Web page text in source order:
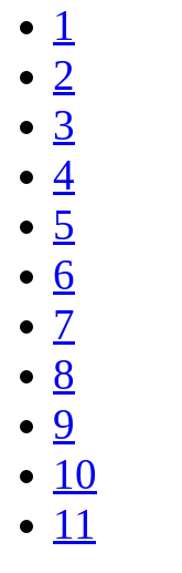
1
2
3
4
5
6
7
8
9
10
11